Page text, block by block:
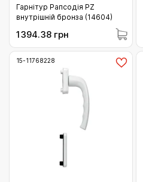
Гарнітур Рапсодія PZ
внутрішній бронза (14604)
1394.38 грн
15-11768228